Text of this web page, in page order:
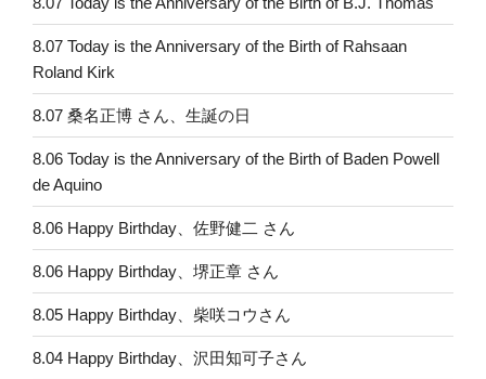
8.07 Today is the Anniversary of the Birth of Rahsaan
Roland Kirk
8.07 桑名正博 さん、生誕の日
8.06 Today is the Anniversary of the Birth of Baden Powell
de Aquino
8.06 Happy Birthday、佐野健二 さん
8.06 Happy Birthday、堺正章 さん
8.05 Happy Birthday、柴咲コウさん
8.04 Happy Birthday、沢田知可子さん